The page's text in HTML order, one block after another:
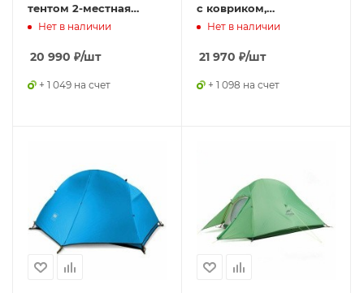
тентом 2-местная
Green, 6927595716496
Нет в наличии
20 990 ₽/шт
+ 1 049 на счет
с ковриком,
оранжевая,
Нет в наличии
21 970 ₽/шт
+ 1 098 на счет